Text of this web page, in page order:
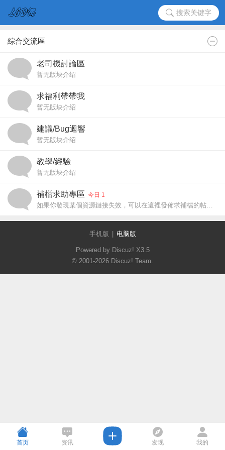
搜索关键字
綜合交流區
老司機討論區
暂无版块介绍
求福利帶帶我
暂无版块介绍
建議/Bug迴響
暂无版块介绍
教學/經驗
暂无版块介绍
補檔求助專區 今日 1
如果你發現某個資源鏈接失效，可以在這裡發佈求補檔的帖子。
手机版 电脑版
Powered by Discuz! X3.5
© 2001-2026 Discuz! Team.
首页 资讯 发现 我的